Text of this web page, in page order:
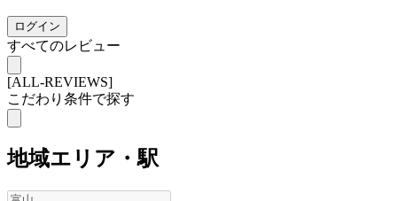
ログイン
すべてのレビュー
[ALL-REVIEWS]
こだわり条件で探す
地域エリア・駅